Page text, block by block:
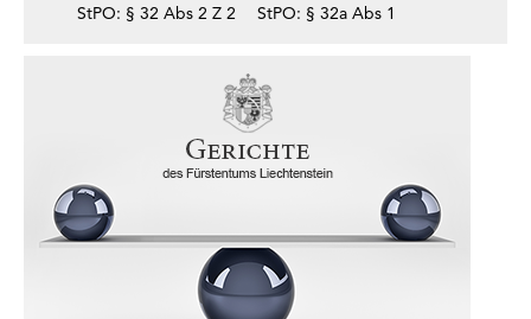
StPO: § 32 Abs 2 Z 2
StPO: § 32a Abs 1